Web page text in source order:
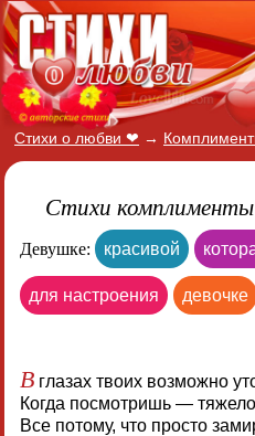
Стихи о любви ❤ →
Стихи комплименты
Девушке: красивой
для настроения девочке
Вглазах твоих возможно
Когда посмотришь — тяжело
Все потому, что просто